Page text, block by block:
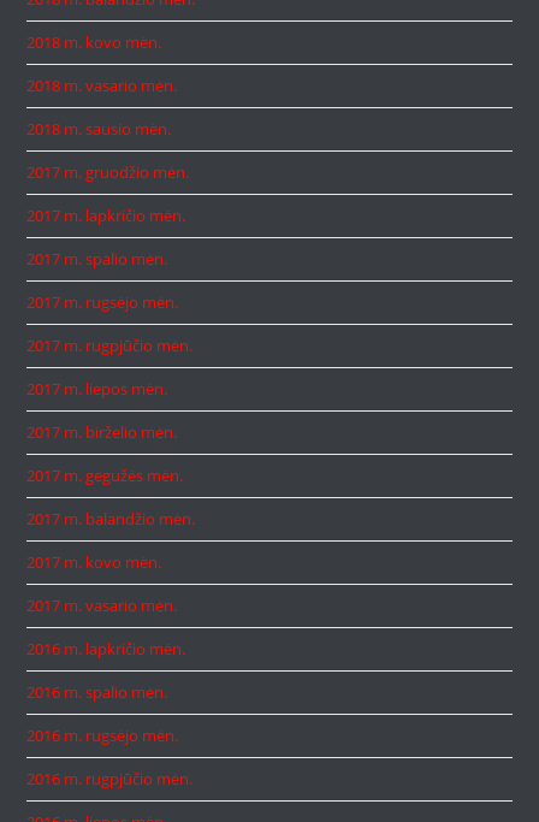
2018 m. kovo mėn.
2018 m. vasario mėn.
2018 m. sausio mėn.
2017 m. gruodžio mėn.
2017 m. lapkričio mėn.
2017 m. spalio mėn.
2017 m. rugsėjo mėn.
2017 m. rugpjūčio mėn.
2017 m. liepos mėn.
2017 m. birželio mėn.
2017 m. gegužės mėn.
2017 m. balandžio mėn.
2017 m. kovo mėn.
2017 m. vasario mėn.
2016 m. lapkričio mėn.
2016 m. spalio mėn.
2016 m. rugsėjo mėn.
2016 m. rugpjūčio mėn.